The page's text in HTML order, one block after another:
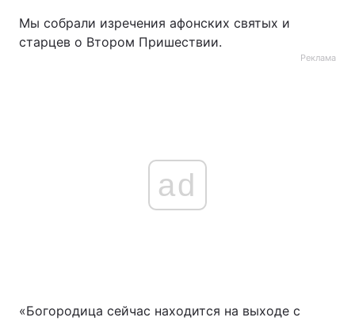
Мы собрали изречения афонских святых и
старцев о Втором Пришествии.
Реклама
ad
«Богородица сейчас находится на выходе с